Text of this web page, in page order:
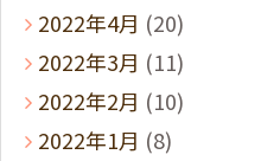
2022年4月 (20)
2022年3月 (11)
2022年2月 (10)
2022年1月 (8)